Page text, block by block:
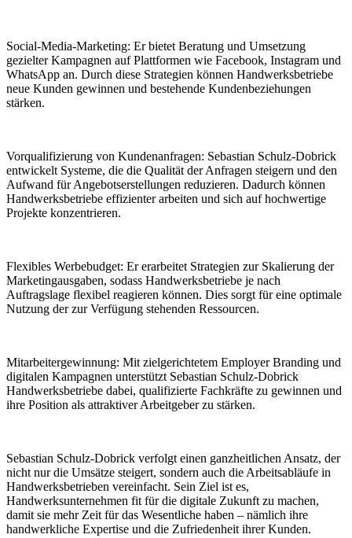
Social-Media-Marketing: Er bietet Beratung und Umsetzung
gezielter Kampagnen auf Plattformen wie Facebook, Instagram und
WhatsApp an. Durch diese Strategien können Handwerksbetriebe
neue Kunden gewinnen und bestehende Kundenbeziehungen
stärken.
Vorqualifizierung von Kundenanfragen: Sebastian Schulz-Dobrick
entwickelt Systeme, die die Qualität der Anfragen steigern und den
Aufwand für Angebotserstellungen reduzieren. Dadurch können
Handwerksbetriebe effizienter arbeiten und sich auf hochwertige
Projekte konzentrieren.
Flexibles Werbebudget: Er erarbeitet Strategien zur Skalierung der
Marketingausgaben, sodass Handwerksbetriebe je nach
Auftragslage flexibel reagieren können. Dies sorgt für eine optimale
Nutzung der zur Verfügung stehenden Ressourcen.
Mitarbeitergewinnung: Mit zielgerichtetem Employer Branding und
digitalen Kampagnen unterstützt Sebastian Schulz-Dobrick
Handwerksbetriebe dabei, qualifizierte Fachkräfte zu gewinnen und
ihre Position als attraktiver Arbeitgeber zu stärken.
Sebastian Schulz-Dobrick verfolgt einen ganzheitlichen Ansatz, der
nicht nur die Umsätze steigert, sondern auch die Arbeitsabläufe in
Handwerksbetrieben vereinfacht. Sein Ziel ist es,
Handwerksunternehmen fit für die digitale Zukunft zu machen,
damit sie mehr Zeit für das Wesentliche haben – nämlich ihre
handwerkliche Expertise und die Zufriedenheit ihrer Kunden.